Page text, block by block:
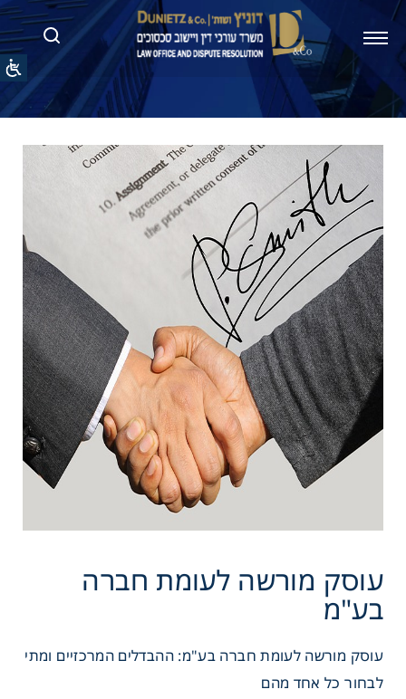
עוסק מורשה לעומת חברה בע"מ: ההבדלים המרכזיים ומתי
לבחור כל אחד מהם